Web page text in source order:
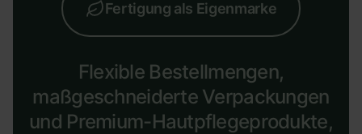
Fertigung als Eigenmarke
Flexible Bestellmengen,
maßgeschneiderte Verpackungen
und Premium-Hautpflegeprodukte,